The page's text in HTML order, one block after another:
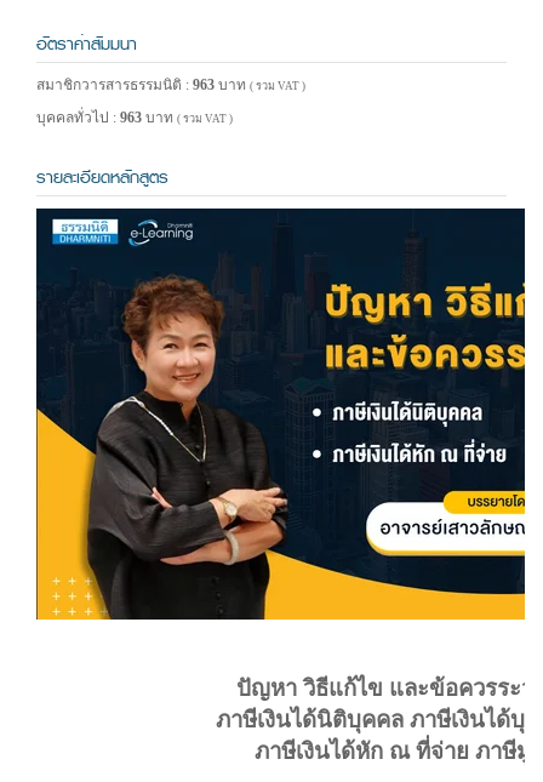
อัตราค่าสัมมนา
สมาชิกวารสารธรรมนิติ : 963 บาท ( รวม VAT )
บุคคลทั่วไป : 963 บาท ( รวม VAT )
รายละเอียดหลักสูตร
ปัญหา วิธีแก้ไข และข้อควรระวั
ภาษีเงินได้นิติบุคคล ภาษีเงินได้บุ
ภาษีเงินได้หัก ณ ที่จ่าย ภาษีมู